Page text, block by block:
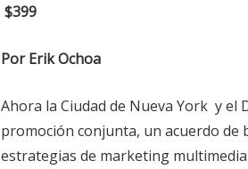
$399
PorErik Ochoa
Ahora la Ciudad de Nueva York y
promoción conjunta, un acuerdo
estrategias de marketing